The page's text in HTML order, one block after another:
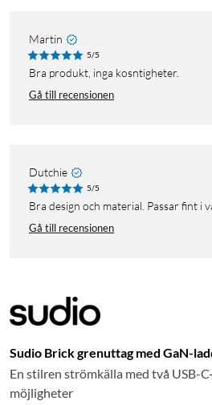
Martin
5/5
Bra produkt, inga kosntigheter.
Gå till recensionen
Dutchie
5/5
Bra design och material. Passar fint i
Gå till recensionen
Sudio Brick grenuttag med GaN-
En stilren strömkälla med två USB-
möjligheter